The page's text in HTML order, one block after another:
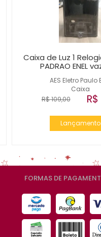
AES Eletro Paulo
Caixa
Caixa de Luz 1
PADRAO ENEL
R$ 109,00
Lançamento
FORMAS DE